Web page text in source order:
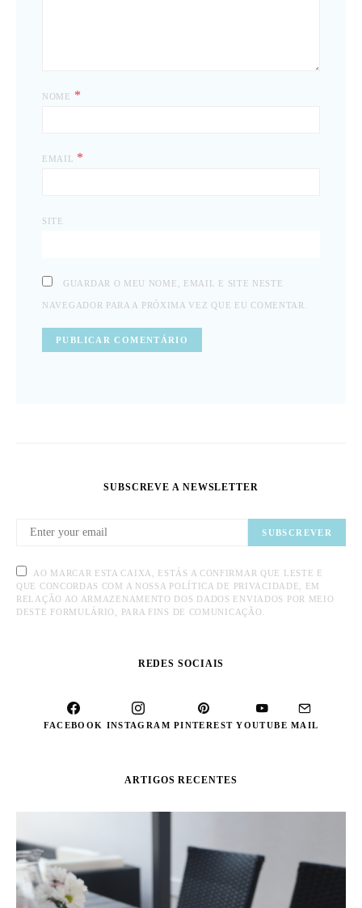
NOME *
EMAIL *
SITE
GUARDAR O MEU NOME, EMAIL E SITE NESTE
NAVEGADOR PARA A PRÓXIMA VEZ QUE EU COMENTAR.
SUBSCREVE A NEWSLETTER
SUBSCREVER
AO MARCAR ESTA CAIXA, ESTÁS A CONFIRMAR QUE LESTE E
QUE CONCORDAS COM A NOSSA POLÍTICA DE PRIVACIDADE, EM
RELAÇÃO AO ARMAZENAMENTO DOS DADOS ENVIADOS POR MEIO
DESTE FORMULÁRIO, PARA FINS DE COMUNICAÇÃO.
REDES SOCIAIS
FACEBOOK INSTAGRAM PINTEREST YOUTUBE MAIL
ARTIGOS RECENTES